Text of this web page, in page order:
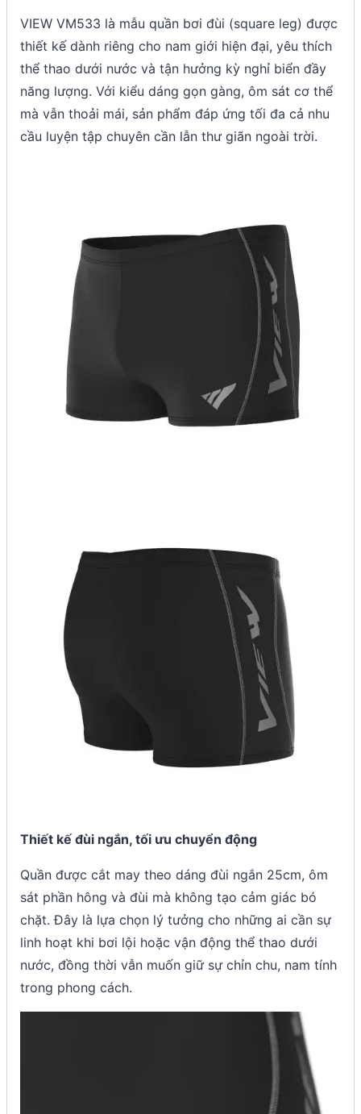
VIEW VM533 là mẫu quần bơi đùi (square leg) được
thiết kế dành riêng cho nam giới hiện đại, yêu thích
thể thao dưới nước và tận hưởng kỳ nghỉ biển đầy
năng lượng. Với kiểu dáng gọn gàng, ôm sát cơ thể
mà vẫn thoải mái, sản phẩm đáp ứng tối đa cả nhu
cầu luyện tập chuyên cần lẫn thư giãn ngoài trời.
Thiết kế đùi ngắn, tối ưu chuyển động
Quần được cắt may theo dáng đùi ngắn 25cm, ôm
sát phần hông và đùi mà không tạo cảm giác bó
chặt. Đây là lựa chọn lý tưởng cho những ai cần sự
linh hoạt khi bơi lội hoặc vận động thể thao dưới
nước, đồng thời vẫn muốn giữ sự chỉn chu, nam tính
trong phong cách.